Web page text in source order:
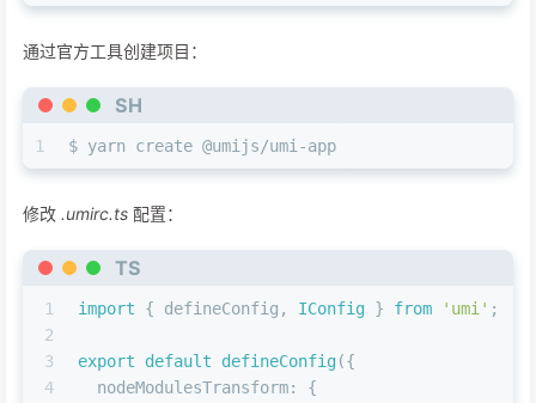
通过官方工具创建项目：
SH
1 $ yarn create @umijs/umi-app
修改 .umirc.ts 配置：
TS
1
2
3
4
import { defineConfig, IConfig } from 'umi' ;
export default defineConfig({
nodeModulesTransform: {